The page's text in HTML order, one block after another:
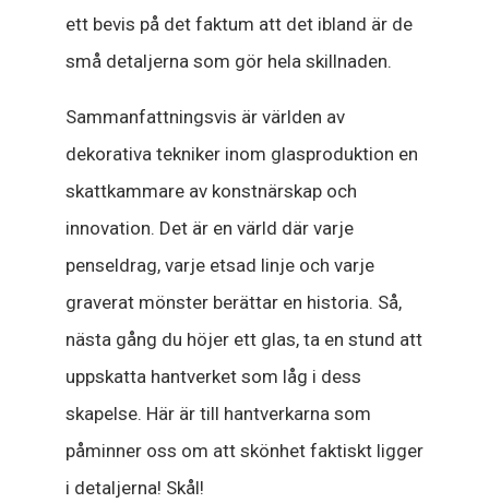
ett bevis på det faktum att det ibland är de
små detaljerna som gör hela skillnaden.
Sammanfattningsvis är världen av
dekorativa tekniker inom glasproduktion en
skattkammare av konstnärskap och
innovation. Det är en värld där varje
penseldrag, varje etsad linje och varje
graverat mönster berättar en historia. Så,
nästa gång du höjer ett glas, ta en stund att
uppskatta hantverket som låg i dess
skapelse. Här är till hantverkarna som
påminner oss om att skönhet faktiskt ligger
i detaljerna! Skål!